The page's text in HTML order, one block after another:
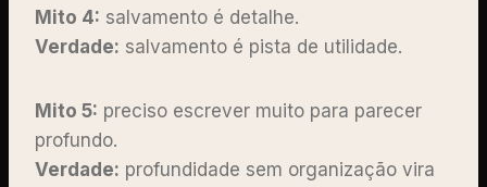
Mito 4: salvamento é detalhe.
Verdade: salvamento é pista de utilidade.
Mito 5: preciso escrever muito para parecer
profundo.
Verdade: profundidade sem organização vira